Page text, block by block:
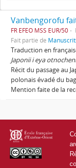
FR EFEO MSS EUR/50
Fait partie de
Traduction en
Japonii i eya
Récit du passage au
polonais évadé du
Mention faite de la